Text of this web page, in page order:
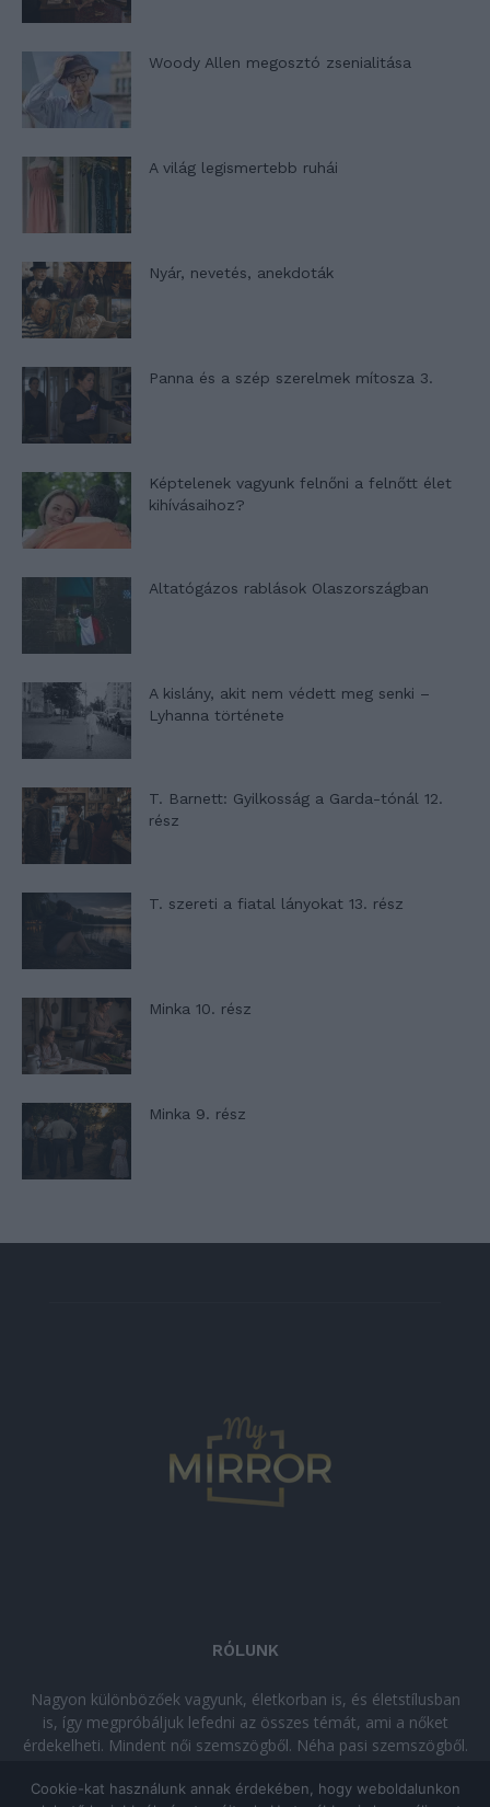
Woody Allen megosztó zsenialitása
A világ legismertebb ruhái
Nyár, nevetés, anekdoták
Panna és a szép szerelmek mítosza 3.
Képtelenek vagyunk felnőni a felnőtt élet
kihívásaihoz?
Altatógázos rablások Olaszországban
A kislány, akit nem védett meg senki –
Lyhanna története
T. Barnett: Gyilkosság a Garda-tónál 12.
rész
T. szereti a fiatal lányokat 13. rész
Minka 10. rész
Minka 9. rész
RÓLUNK
Nagyon különbözőek vagyunk, életkorban is, és életstílusban
is, így megpróbáljuk lefedni az összes témát, ami a nőket
érdekelheti. Mindent női szemszögből. Néha pasi szemszögből.
kikapcsolódásra vágysz!
Cookie-kat használunk annak érdekében, hogy weboldalunkon